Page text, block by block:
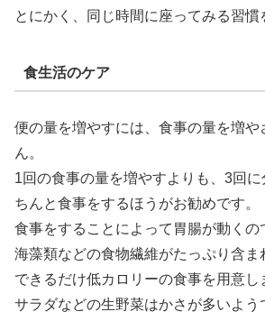
とにかく、同じ時間に座ってみる習慣
食生活のケア
便の量を増やすには、食事の量を増や
ん。
1回の食事の量を増やすよりも、3回に
ちんと食事をするほうがお勧めです。
食事をすることによって胃腸が動くの
海藻類などの食物繊維がたっぷり含ま
できるだけ低カロリーの食事を用意し
サラダなどの生野菜はかさが多いよう